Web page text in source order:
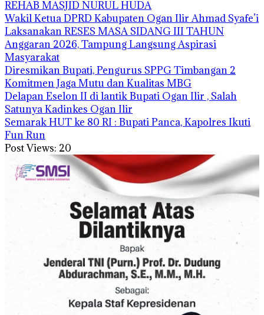
REHAB MASJID NURUL HUDA
Wakil Ketua DPRD Kabupaten Ogan Ilir Ahmad Syafe’i
Laksanakan RESES MASA SIDANG III TAHUN
Anggaran 2026, Tampung Langsung Aspirasi
Masyarakat
Diresmikan Bupati, Pengurus SPPG Timbangan 2
Komitmen Jaga Mutu dan Kualitas MBG
Delapan Eselon II di lantik Bupati Ogan Ilir , Salah
Satunya Kadinkes Ogan Ilir
Semarak HUT ke 80 RI : Bupati Panca, Kapolres Ikuti
Fun Run
Post Views: 20